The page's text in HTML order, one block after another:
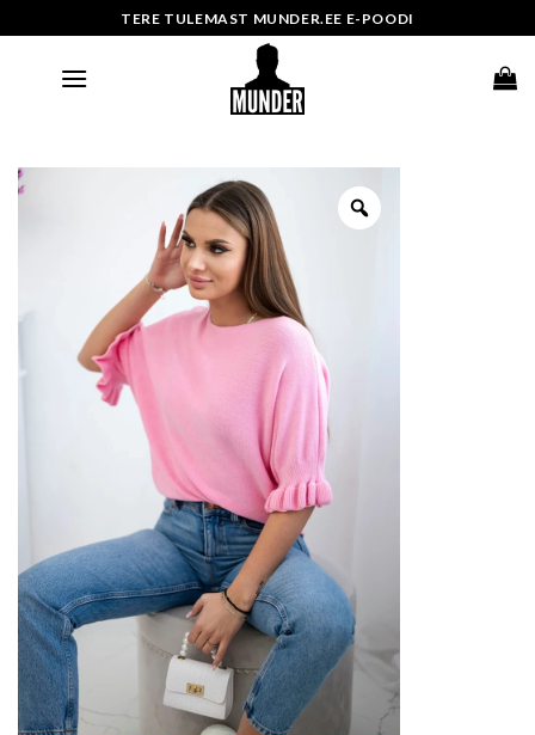
to
TERE TULEMAST MUNDER.EE E-POODI